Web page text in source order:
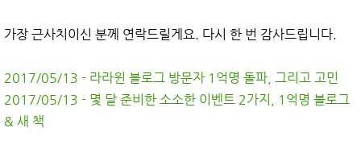
가장 근사치이신 분께 연락드릴게요. 다시 한 번 감사드립니다.
2017/05/13 - 라라윈 블로그 방문자 1억명 돌파, 그리고 고민
2017/05/13 - 몇 달 준비한 소소한 이벤트 2가지, 1억명 블로그
& 새 책